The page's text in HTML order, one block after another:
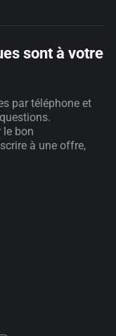
sont à votre
par téléphone et
le bon
à une offre,